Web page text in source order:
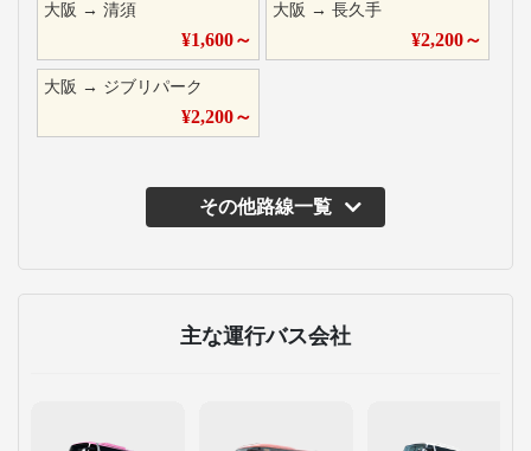
大阪 → 清須
¥1,600～
大阪 →長久手
¥2,200～
大阪 → ジブリパーク
¥2,200～
その他路線一覧
主な運行バス会社